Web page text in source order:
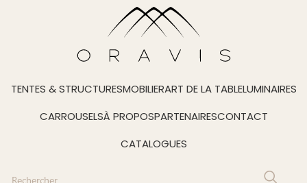
TENTES & STRUCTURESMOBILIERART DE LA TABLELUMINAIRES
CARROUSELSÀ PROPOSPARTENAIRESCONTACT
CATALOGUES